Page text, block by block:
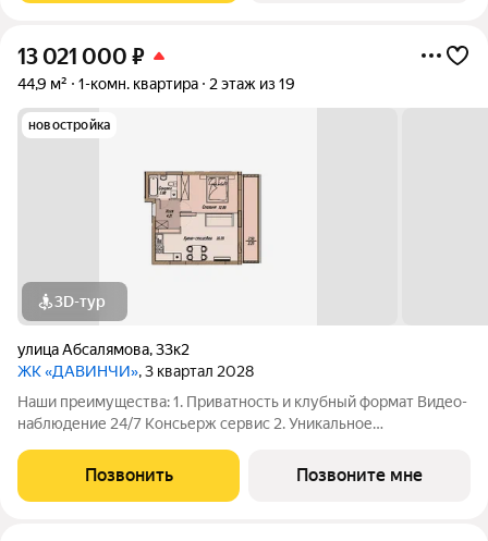
13 021 000 ₽
44,9 м² 1-комн. квартира 2 этаж из 19
новостройка
3D-тур
улица Абсалямова,33к2
ЖК «ДАВИНЧИ», 3 квартал 2028
Наши преимущества: 1. Приватность и клубный формат Видео-
наблюдение 24/7 Консьерж сервис 2. Уникальное
этаже Библиотека Спортивная зона Детский уголок 3.
Комфортный паркинг Закрытый паркинг на 1
Позвонить Позвоните мне